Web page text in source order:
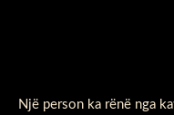
Një person ka rënë nga